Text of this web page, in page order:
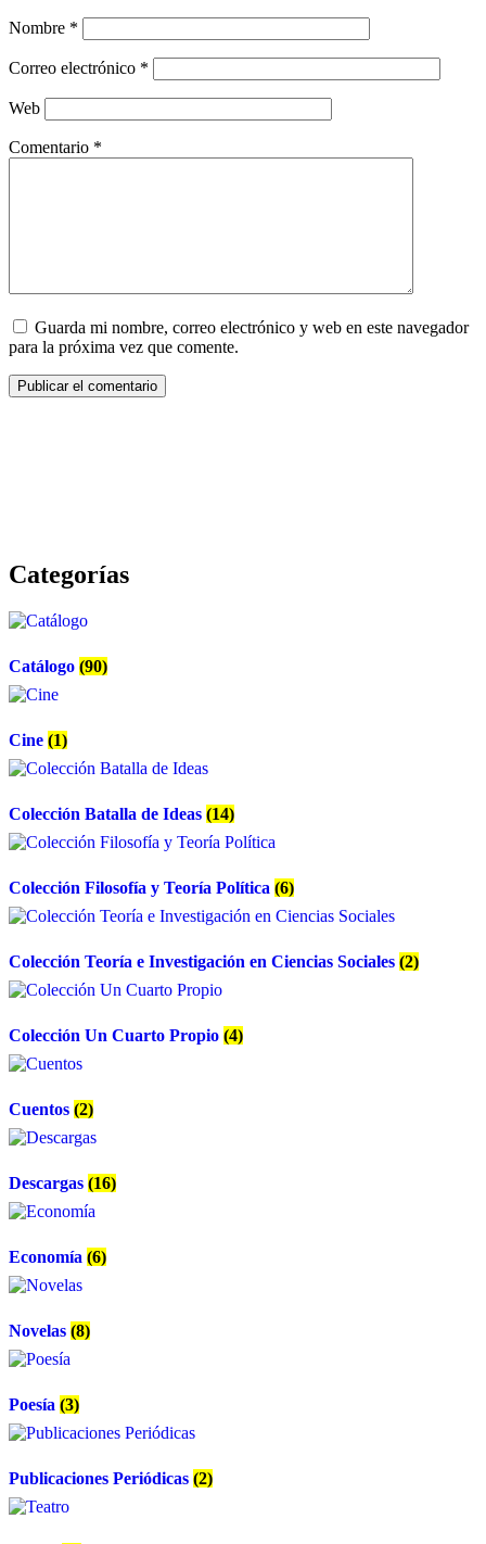
Nombre *
Correo electrónico *
Web
Comentario *
Guarda mi nombre, correo electrónico y web en este navegador
para la próxima vez que comente.
Categorías
Catálogo (90)
Cine (1)
Colección Batalla de Ideas (14)
Colección Filosofía y Teoría Política (6)
Colección Teoría e Investigación en Ciencias Sociales (2)
Colección Un Cuarto Propio (4)
Cuentos (2)
Descargas (16)
Economía (6)
Novelas (8)
Poesía (3)
Publicaciones Periódicas (2)